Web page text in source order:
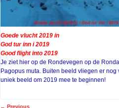
Goede vlucht 2019 in
God tur inn i 2019
Good flight into 2019
Je ziet hier op de Rondevegen op de
Pagopus muta. Buiten beeld vliegen er
uniek beeld om 2019 mee te beginnen!
← Previous